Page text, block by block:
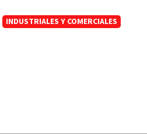
INDUSTRIALES Y COMERCIALES